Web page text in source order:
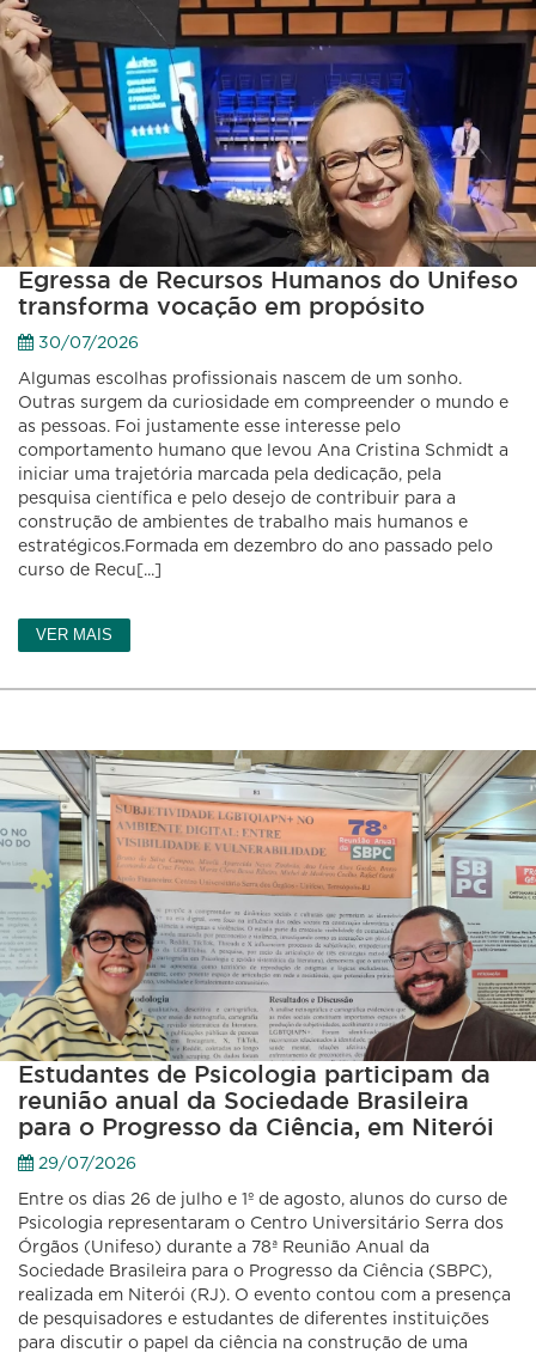
Egressa de Recursos Humanos do Unifeso
transforma vocação em propósito
30/07/2026
Algumas escolhas profissionais nascem de um sonho.
Outras surgem da curiosidade em compreender o mundo e
as pessoas. Foi justamente esse interesse pelo
comportamento humano que levou Ana Cristina Schmidt a
iniciar uma trajetória marcada pela dedicação, pela
pesquisa científica e pelo desejo de contribuir para a
construção de ambientes de trabalho mais humanos e
estratégicos.Formada em dezembro do ano passado pelo
curso de Recu[...]
VER MAIS
Estudantes de Psicologia participam da
reunião anual da Sociedade Brasileira
para o Progresso da Ciência, em Niterói
29/07/2026
Entre os dias 26 de julho e 1º de agosto, alunos do curso de
Psicologia representaram o Centro Universitário Serra dos
Órgãos (Unifeso) durante a 78ª Reunião Anual da
Sociedade Brasileira para o Progresso da Ciência (SBPC),
realizada em Niterói (RJ). O evento contou com a presença
de pesquisadores e estudantes de diferentes instituições
para discutir o papel da ciência na construção de uma